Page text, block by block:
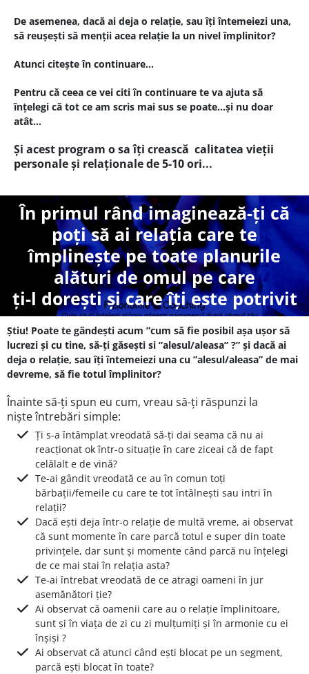
De asemenea, dacă ai deja o relație, sau îți întemeiezi una,
să reușești să menții acea relație la un nivel împlinitor?
Atunci citește în continuare...
Pentru că ceea ce vei citi în continuare te va ajuta să
înțelegi că tot ce am scris mai sus se poate...și nu doar
atât...
Și acest program o sa îți crească calitatea vieții
personale și relaționale de 5-10 ori...
În primul rând imaginează-ți că
poți să ai relația care te
împlinește pe toate planurile
alături de omul pe care
ți-l dorești și care îți este potrivit
Știu! Poate te gândești acum ”cum să fie posibil așa ușor să
lucrezi și cu tine, să-ți găsești si ”alesul/aleasa” ?” și dacă ai
deja o relație, sau îți întemeiezi una cu ”alesul/aleasa” de mai
devreme, să fie totul împlinitor?
Înainte să-ți spun eu cum, vreau să-ți răspunzi la
niște întrebări simple:
Ți s-a întâmplat vreodată să-ți dai seama că nu ai
reacționat ok într-o situație în care ziceai că de fapt
celălalt e de vină?
Te-ai gândit vreodată ce au în comun toți
bărbații/femeile cu care te tot întâlnești sau intri în
relații?
Dacă ești deja într-o relație de multă vreme, ai observat
că sunt momente în care parcă totul e super din toate
privințele, dar sunt și momente când parcă nu înțelegi
de ce mai stai în relația asta?
Te-ai întrebat vreodată de ce atragi oameni în jur
asemănători ție?
Ai observat că oamenii care au o relație împlinitoare,
sunt și în viața de zi cu zi mulțumiți și în armonie cu ei
înșiși ?
Ai observat că atunci când ești blocat pe un segment,
parcă ești blocat în toate?